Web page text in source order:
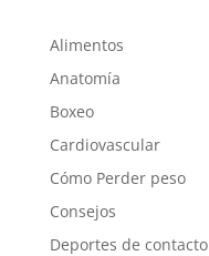
Alimentos
Anatomía
Boxeo
Cardiovascular
Cómo Perder peso
Consejos
Deportes de contacto